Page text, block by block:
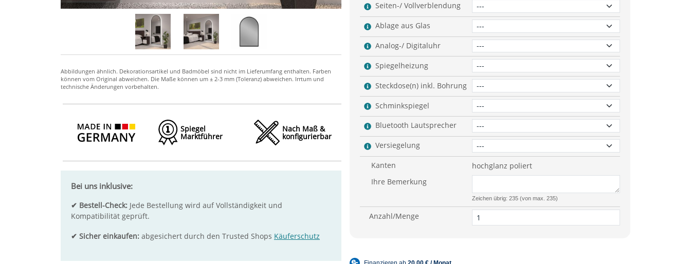
Spiegel
Marktführer
Nach Maß &
konfigurierbar
Bei uns inklusive:
✔ Bestell-Check: Jede Bestellung wird auf Vollständigkeit und
Kompatibilität geprüft.
✔ Sicher einkaufen: abgesichert durch den Trusted Shops Käuferschutz
Seiten-/ Vollverblendung
Ablage aus Glas
Analog-/ Digitaluhr
Spiegelheizung
Steckdose(n) inkl. Bohrung
Schminkspiegel
Bluetooth Lautsprecher
Versiegelung
Kanten
hochglanz poliert
Ihre Bemerkung
Zeichen übrig: 235 (von max. 235)
Anzahl/Menge